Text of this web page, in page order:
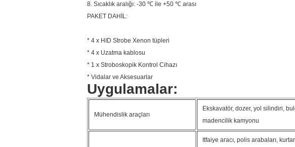
8. Sıcaklık aralığı: -30 ℃ ile +50 ℃ arası
PAKET DAHİL:
* 4 x HID Strobe Xenon tüpleri
* 4 x Uzatma kablosu
* 1 x Stroboskopik Kontrol Cihazı
* Vidalar ve Aksesuarlar
Uygulamalar:
Mühendislik araçları
Ekskavatör, dozer, yol silindiri,
madencilik kamyonu
Itfaiye aracı, polis arabaları,